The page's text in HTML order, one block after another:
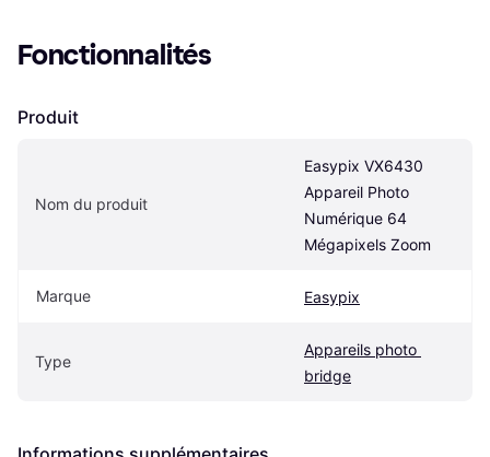
Fonctionnalités
Produit
Nom du produit
Easypix VX6430
Appareil Photo
Numérique 64
Mégapixels Zoom
Marque Easypix
Type
Appareils photo
bridge